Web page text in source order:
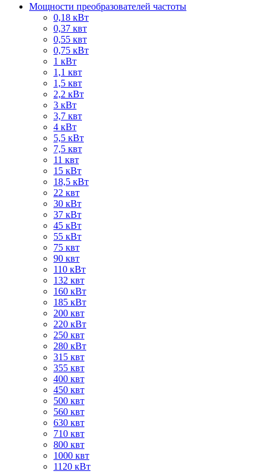
Мощности преобразователей частоты
0,18 кВт
0,37 квт
0,55 квт
0,75 кВт
1 кВт
1,1 квт
1,5 квт
2,2 кВт
3 кВт
3,7 квт
4 кВт
5,5 кВт
7,5 квт
11 квт
15 кВт
18,5 кВт
22 квт
30 кВт
37 кВт
45 кВт
55 кВт
75 квт
90 квт
110 кВт
132 квт
160 кВт
185 кВт
200 квт
220 кВт
250 квт
280 кВт
315 квт
355 квт
400 квт
450 квт
500 квт
560 квт
630 квт
710 квт
800 квт
1000 квт
1120 кВт